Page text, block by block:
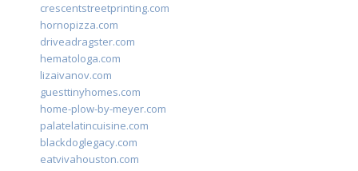
crescentstreetprinting.com
hornopizza.com
driveadragster.com
hematologa.com
lizaivanov.com
guesttinyhomes.com
home-plow-by-meyer.com
palatelatincuisine.com
blackdoglegacy.com
eatvivahouston.com